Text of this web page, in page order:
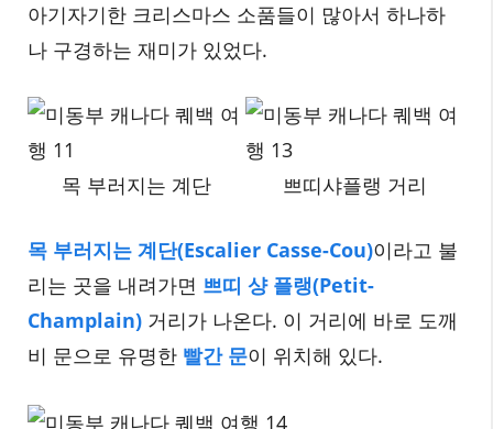
아기자기한 크리스마스 소품들이 많아서 하나하
나 구경하는 재미가 있었다.
목 부러지는 계단 쁘띠샤플랭 거리
목 부러지는 계단(Escalier Casse-Cou)이라고 불
리는 곳을 내려가면 쁘띠 샹 플랭(Petit-
Champlain) 거리가 나온다. 이 거리에 바로 도깨
비 문으로 유명한 빨간 문이 위치해 있다.